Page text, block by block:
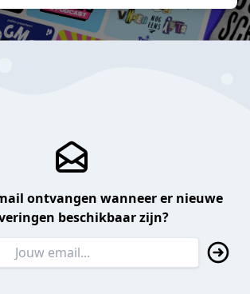
ontvangen wanneer er nieuwe
beschikbaar zijn?